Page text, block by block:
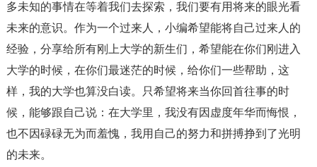
多未知的事情在等着我们去探索，我们要有用将来的眼光看
未来的意识。作为一个过来人，小编希望能将自己过来人的
经验，分享给所有刚上大学的新生们，希望能在你们刚进入
大学的时候，在你们最迷茫的时候，给你们一些帮助，这
样，我的大学也算没白读。只希望将来当你回首往事的时
候，能够跟自己说：在大学里，我没有因虚度年华而悔恨，
也不因碌碌无为而羞愧，我用自己的努力和拼搏挣到了光明
的未来。